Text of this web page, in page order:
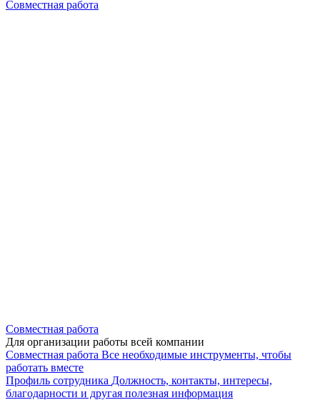
Совместная работа
Совместная работа
Для организации работы всей компании
Совместная работа Все необходимые инструменты, чтобы
работать вместе
Профиль сотрудника Должность, контакты, интересы,
благодарности и другая полезная информация